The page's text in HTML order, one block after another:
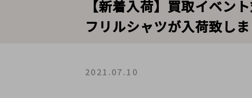
【新着入荷】買取イベン
フリルシャツが入荷致しま
2021.07.10